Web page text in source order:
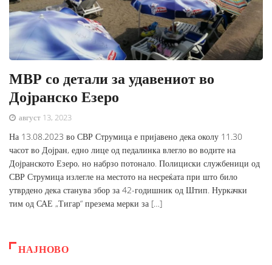
МВР со детали за удавениот во
Дојранско Езеро
август 13, 2023
На 13.08.2023 во СВР Струмица е пријавено дека околу 11.30
часот во Дојран, едно лице од педалинка влегло во водите на
Дојранското Езеро, но набрзо потонало. Полициски службеници од
СВР Струмица излегле на местото на несреќата при што било
утврдено дека станува збор за 42-годишник од Штип. Нуркачки
тим од САЕ „Тигар“ презема мерки за […]
НАЈНОВО